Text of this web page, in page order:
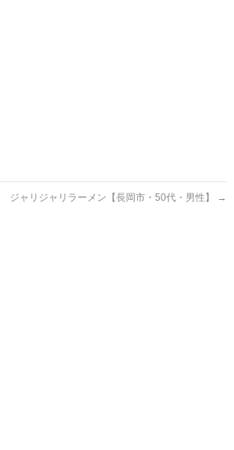
ジャリジャリラーメン【長岡市・50代・男性】 →